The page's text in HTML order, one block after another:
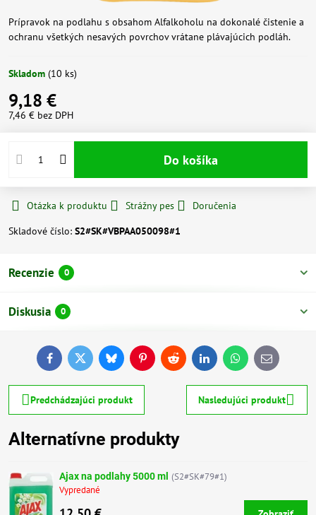
Prípravok na podlahu s obsahom Alfalkoholu na dokonalé čistenie a
ochranu všetkých nesavých povrchov vrátane plávajúcich podláh.
Skladom (10 ks)
9,18 €
7,46 € bez DPH
Do košíka
Otázka k produktu Strážny pes
Doručenia
Skladové číslo: S2#SK#VBPAA050098#1
Recenzie 0
Diskusia 0
FacebookTwitterBlueskyPinterestReddit LinkedInWhatsApp
E-
mail
Predchádzajúci produkt Nasledujúci produkt
Alternatívne produkty
Ajax na podlahy 5000 ml (S2#SK#79#1)
Vypredané